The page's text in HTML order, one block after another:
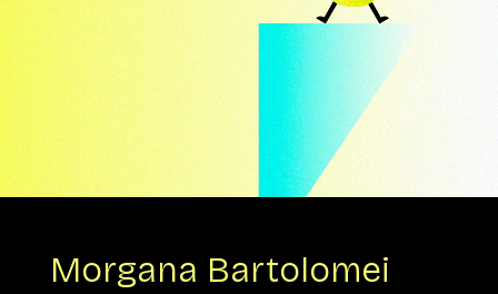
Morgana Bartolomei